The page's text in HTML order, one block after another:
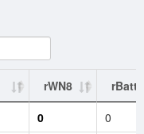
rWN8
0
0